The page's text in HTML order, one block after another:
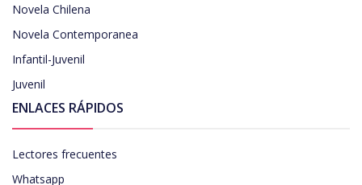
Novela Chilena
Novela Contemporanea
Infantil-Juvenil
Juvenil
ENLACES RÁPIDOS
Lectores frecuentes
Whatsapp